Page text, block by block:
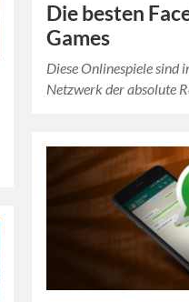
Die besten
Games
Diese Onlinespiele sind
Netzwerk der absolute